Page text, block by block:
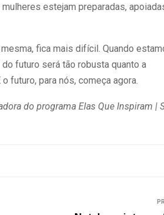
estejam preparadas,
fica mais difícil. Quando
futuro será tão robusta quanto a
futuro, para nós, começa agora.
do programa Elas Que Inspiram |